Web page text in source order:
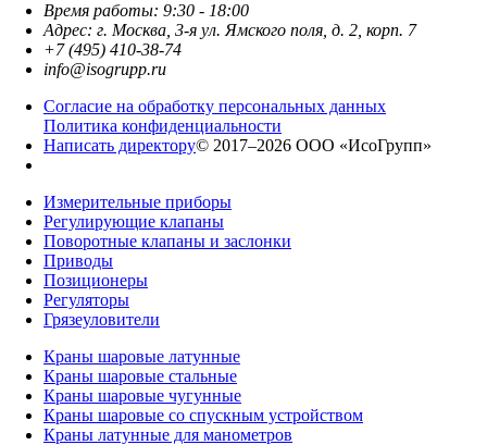
Время работы: 9:30 - 18:00
Адрес: г. Москва, 3-я ул. Ямского поля, д. 2, корп. 7
+7 (495) 410-38-74
info@isogrupp.ru
Согласие на обработку персональных данных
Политика конфиденциальности
Написать директору© 2017–2026 ООО «ИсоГрупп»
Измерительные приборы
Регулирующие клапаны
Поворотные клапаны и заслонки
Приводы
Позиционеры
Регуляторы
Грязеуловители
Краны шаровые латунные
Краны шаровые стальные
Краны шаровые чугунные
Краны шаровые со спускным устройством
Краны латунные для манометров